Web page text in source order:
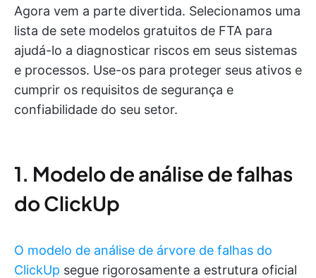
Agora vem a parte divertida. Selecionamos uma
lista de sete modelos gratuitos de FTA para
ajudá-lo a diagnosticar riscos em seus sistemas
e processos. Use-os para proteger seus ativos e
cumprir os requisitos de segurança e
confiabilidade do seu setor.
1. Modelo de análise de falhas
do ClickUp
O modelo de análise de árvore de falhas do
ClickUp segue rigorosamente a estrutura oficial